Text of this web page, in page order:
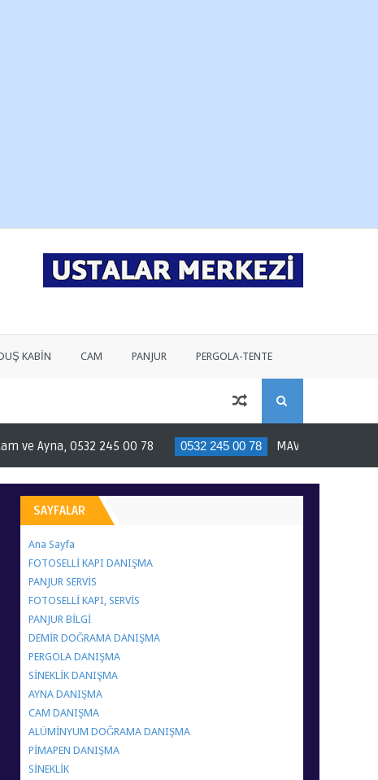
KABİN CAM PANJUR PERGOLA-TENTE
E
Ayna, 0532 245 00 78 0532 245 00 78 MAVİ EKİP, TÜM
SAYFALAR
Ana Sayfa
FOTOSELLİ KAPI DANIŞMA
PANJUR SERVİS
FOTOSELLİ KAPI, SERVİS
PANJUR BİLGİ
DEMİR DOĞRAMA DANIŞMA
PERGOLA DANIŞMA
SİNEKLİK DANIŞMA
AYNA DANIŞMA
CAM DANIŞMA
ALÜMİNYUM DOĞRAMA DANIŞMA
PİMAPEN DANIŞMA
SİNEKLİK